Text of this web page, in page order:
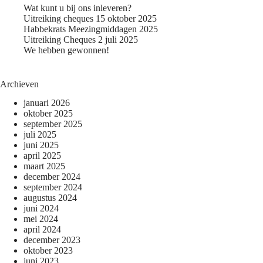
Wat kunt u bij ons inleveren?
Uitreiking cheques 15 oktober 2025
Habbekrats Meezingmiddagen 2025
Uitreiking Cheques 2 juli 2025
We hebben gewonnen!
Archieven
januari 2026
oktober 2025
september 2025
juli 2025
juni 2025
april 2025
maart 2025
december 2024
september 2024
augustus 2024
juni 2024
mei 2024
april 2024
december 2023
oktober 2023